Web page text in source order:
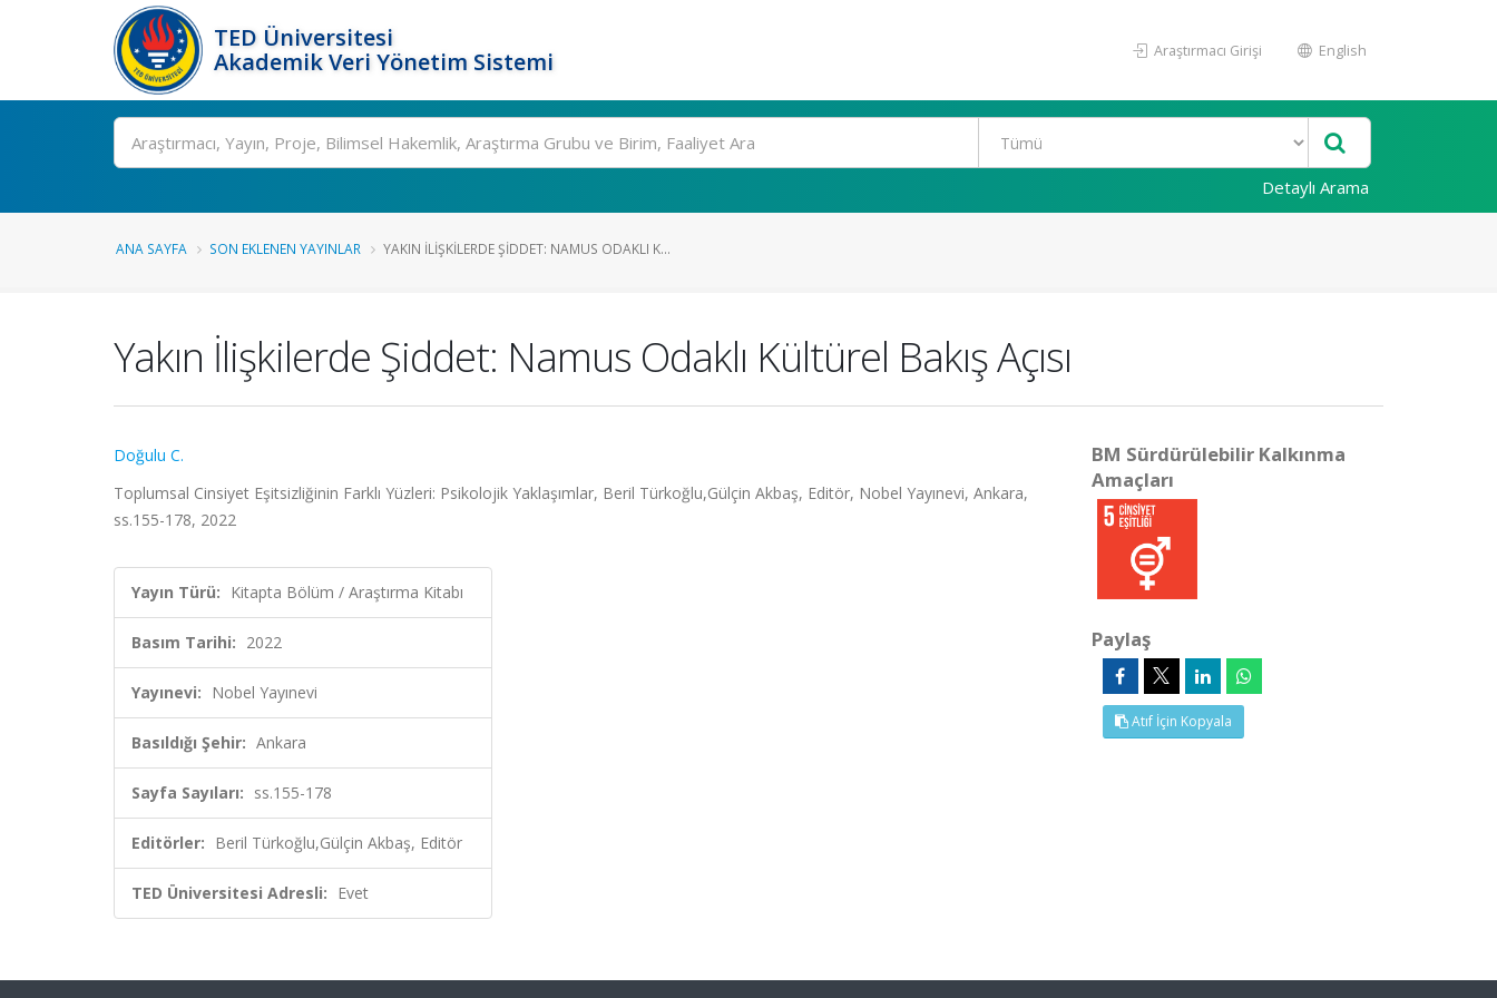
TED Üniversitesi
Akademik Veri Yönetim Sistemi
Araştırmacı Girişi English
Ara
Detaylı Arama
ANA SAYFA SON EKLENEN YAYINLAR YAKIN İLIŞKILERDE ŞIDDET: NAMUS ODAKLI K...
Yakın İlişkilerde Şiddet: Namus Odaklı Kültürel Bakış Açısı
Doğulu C.
Toplumsal Cinsiyet Eşitsizliğinin Farklı Yüzleri: Psikolojik Yaklaşımlar, Beril Türkoğlu,Gülçin Akbaş, Editör, Nobel Yayınevi, Ankara,
ss.155-178, 2022
Yayın Türü: Kitapta Bölüm / Araştırma Kitabı
Basım Tarihi: 2022
Yayınevi: Nobel Yayınevi
Basıldığı Şehir: Ankara
Sayfa Sayıları: ss.155-178
Editörler: Beril Türkoğlu,Gülçin Akbaş, Editör
TED Üniversitesi Adresli: Evet
BM Sürdürülebilir Kalkınma
Amaçları
Paylaş
Atıf İçin Kopyala